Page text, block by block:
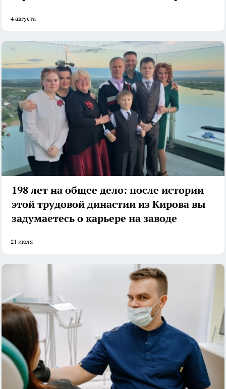
4 августа
198 лет на общее дело: после истории
этой трудовой династии из Кирова вы
задумаетесь о карьере на заводе
21 июля